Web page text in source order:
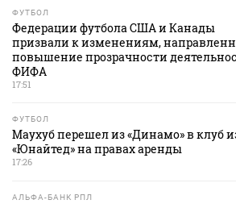
ФУТБОЛ
Федерации футбола США и Канады
призвали к изменениям,
повышение прозрачности
ФИФА
17:51
ФУТБОЛ
Маухуб перешел из «Динамо» в клуб
«Юнайтед» на правах аренды
17:26
АЛЬФА-БАНК РПЛ